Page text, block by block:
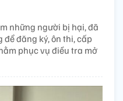
những người bị hại, đã
đăng ký, ôn thi, cấp
phục vụ điều tra mở